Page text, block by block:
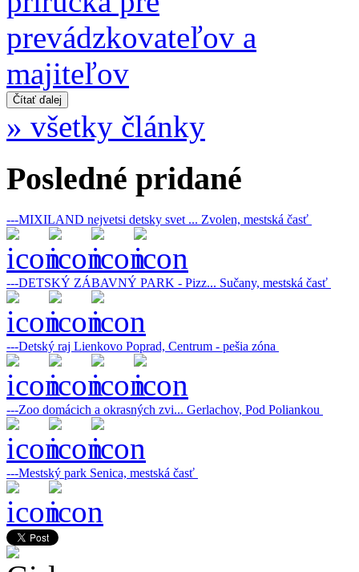
» všetky články
Posledné pridané
---MIXILAND nejvetsi detsky svet ... Zvolen, mestská časť
---DETSKÝ ZÁBAVNÝ PARK - Pizz... Sučany, mestská časť
---Detský raj Lienkovo Poprad, Centrum - pešia zóna
---Zoo domácich a okrasných zvi... Gerlachov, Pod Poliankou
---Mestský park Senica, mestská časť